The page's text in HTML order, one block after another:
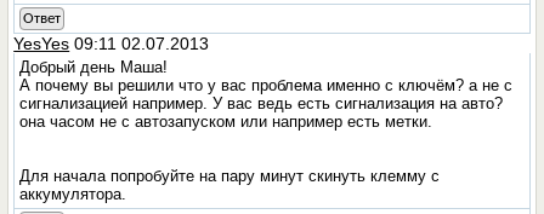
Ответ
YesYes 09:11 02.07.2013
Добрый день Маша!
А почему вы решили что у вас проблема именно с ключём? а не с
сигнализацией например. У вас ведь есть сигнализация на авто?
она часом не с автозапуском или например есть метки.
Для начала попробуйте на пару минут скинуть клемму с
аккумулятора.